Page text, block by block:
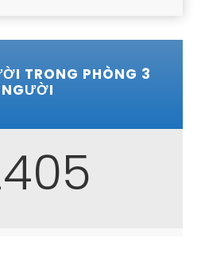
TRONG PHÒNG 3
NGƯỜI